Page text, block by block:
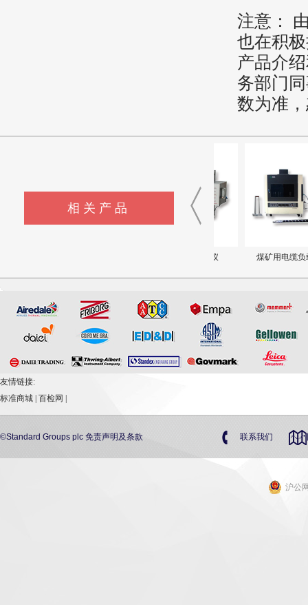
注意：
也在积
产品介
务部门
数为准
相关产品
煤矿用电缆负载燃烧..
友情链接:
标准商城 百检网
©Standard Groups plc 免责声明及条款 联系我们
沪公